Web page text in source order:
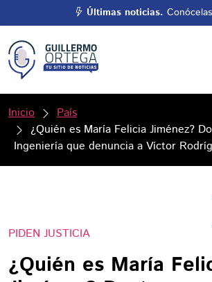
Últimas noticias.
Inicio
País
¿Quién es María Felicia Jiménez?
Ingeniería que denuncia a Víctor
PIDEN JUSTICIA
¿Quién es María